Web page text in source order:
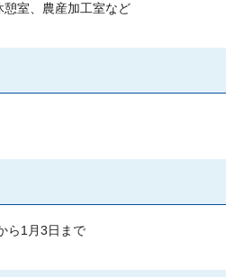
室、農産加工室など
ら1月3日まで